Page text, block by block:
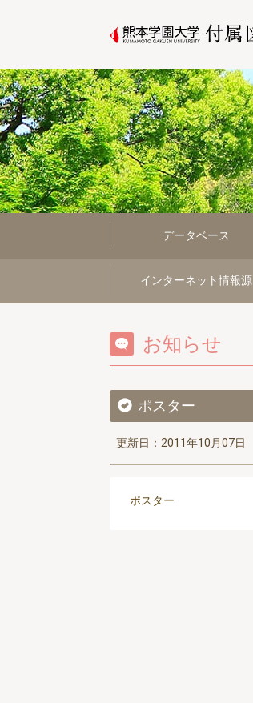
データベース
インターネット情報源
お知らせ
ポスター
更新日：2011年10月07日
ポスター